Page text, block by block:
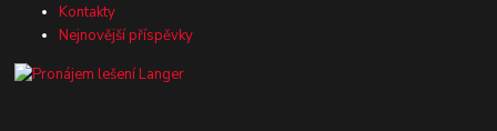
Kontakty
Nejnovější příspěvky